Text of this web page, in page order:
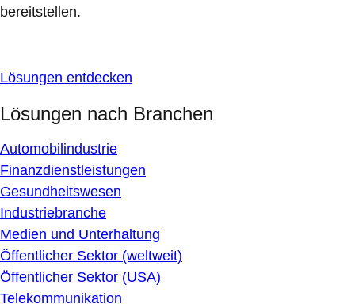
bereitstellen.
Lösungen entdecken
Lösungen nach Branchen
Automobilindustrie
Finanzdienstleistungen
Gesundheitswesen
Industriebranche
Medien und Unterhaltung
Öffentlicher Sektor (weltweit)
Öffentlicher Sektor (USA)
Telekommunikation